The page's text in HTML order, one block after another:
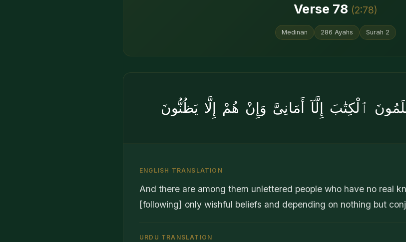
Verse 78 (2:78)
Medinan 286 Ayahs Surah 2
ٱلْكِتَٰبَ إِلَّآ أَمَانِىَّ وَإِنْ هُمْ إِلَّا يَظُنُّونَ
ENGLISH TRANSLATION
And there are among them unlettered people who have no real
[following] only wishful beliefs and depending on nothing but
URDU TRANSLATION